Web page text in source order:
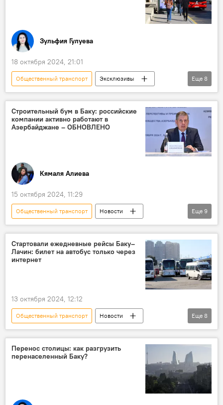
Зульфия Гулуева
18 октября 2024, 21:01
Общественный транспорт
Эксклюзивы
Азербайджан
Общество
Баку
Пассажироперевозки
перевозчики
Азербайджанское агентство наземного транспорта
Еще 8
Cтроительный бум в Баку: российские
компании активно работают в
Азербайджане – ОБНОВЛЕНО
Кямаля Алиева
15 октября 2024, 11:29
Общественный транспорт
Новости
Азербайджан
Выставка
Строительство
Карабах
дорожная инфраструктура
Стройматериалы
Еще 9
Стартовали ежедневные рейсы Баку–
Лачин: билет на автобус только через
интернет
13 октября 2024, 12:12
Общественный транспорт
Новости
Азербайджан
Баку
Карабах
Пассажирский автобус
Еще 8
Перенос столицы: как разгрузить
перенаселенный Баку?